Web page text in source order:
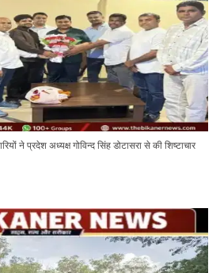
ने प्रदेश अध्यक्ष गोविन्द सिंह डोटासरा से की शिष्टाचार